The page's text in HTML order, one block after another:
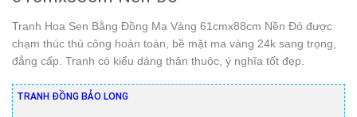
Tranh Hoa Sen Bằng Đồng Mạ Vàng 61cmx88cm Nền Đỏ được
chạm thúc thủ công hoàn toàn, bề mặt ma vàng 24k sang trọng,
đẳng cấp. Tranh có kiểu dáng thân thuộc, ý nghĩa tốt đẹp.
TRANH ĐỒNG BẢO LONG